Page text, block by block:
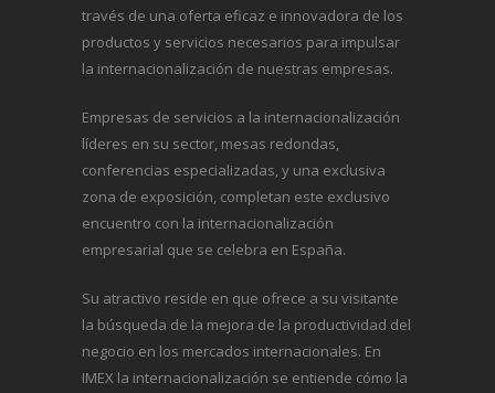
través de una oferta eficaz e innovadora de los
productos y servicios necesarios para impulsar
la internacionalización de nuestras empresas.
Empresas de servicios a la internacionalización
líderes en su sector, mesas redondas,
conferencias especializadas, y una exclusiva
zona de exposición, completan este exclusivo
encuentro con la internacionalización
empresarial que se celebra en España.
Su atractivo reside en que ofrece a su visitante
la búsqueda de la mejora de la productividad del
negocio en los mercados internacionales. En
IMEX la internacionalización se entiende cómo la